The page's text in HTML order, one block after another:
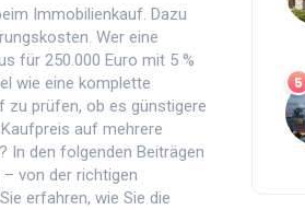
Immobilienkauf. Dazu
Wer eine
für 250.000 Euro mit 5 %
wie eine komplette
zu prüfen, ob es günstigere
auf mehrere
In den folgenden Beiträgen
von der richtigen
erfahren, wie Sie die
5